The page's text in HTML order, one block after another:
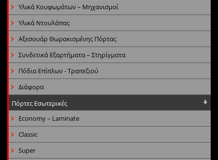
Υλικά Κουφωμάτων – Μηχανισμοί
Υλικά Ντουλάπας
Αξεσουάρ Θωρακισμένης Πόρτας
Συνδετικά Εξαρτήματα – Στηρίγματα
Πόδια Επίπλων - Τραπεζιού
Διάφορα
Πόρτες Εσωτερικές
Economy – Laminate
Classic
Super